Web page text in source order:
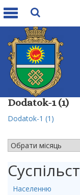
Toggle
Dodatok-1 (1)
Dodatok-1 (1)
Населенню